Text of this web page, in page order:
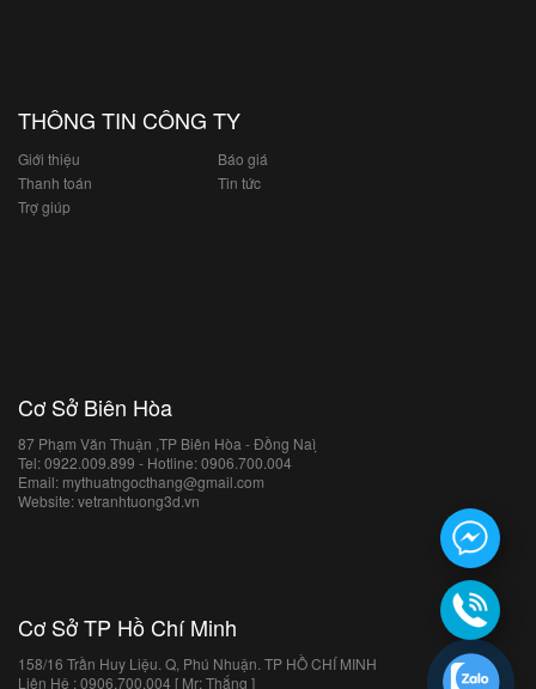
THÔNG TIN CÔNG TY
Giới thiệu
Báo giá
Thanh toán
Tin tức
Trợ giúp
Cơ Sở Biên Hòa
87 Phạm Văn Thuận ,TP Biên Hòa - Đồng Naì ̣
Tel: 0922.009.899 - Hotline: 0906.700.004
Email: mythuatngocthang@gmail.com
Website: vetranhtuong3d.vn
Cơ Sở TP Hồ Chí Minh
158/16 Trần Huy Liệu. Q, Phú Nhuận. TP HỒ CHÍ MINH
Liên Hệ : 0906.700.004 [ Mr: Thắng ]